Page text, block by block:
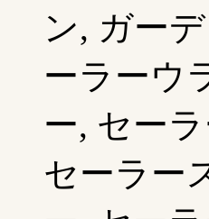
ン, ガー
ーラーウ
ー, セー
セーラー